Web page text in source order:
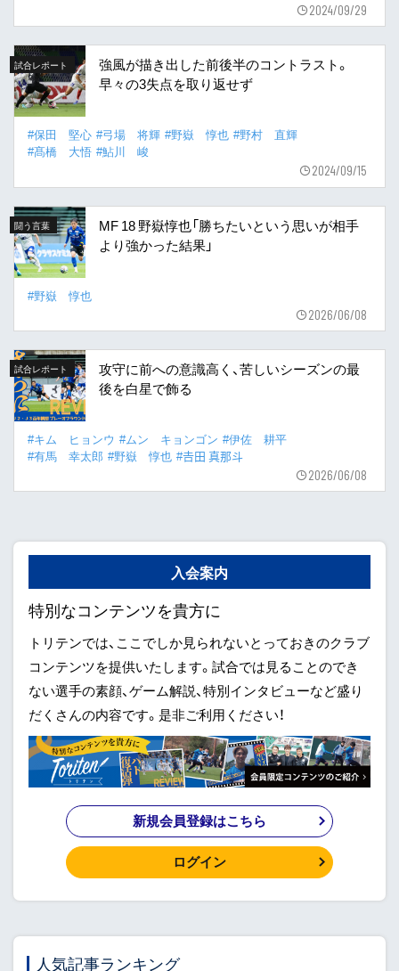
2024/09/29
試合レポート
強風が描き出した前後半のコントラスト。
早々の3失点を取り返せず
#保田 堅心 #弓場 将輝 #野嶽 惇也 #野村 直輝
#髙橋 大悟 #鮎川 峻
2024/09/15
闘う言葉
MF 18 野嶽惇也「勝ちたいという思いが相手
より強かった結果」
#野嶽 惇也
2026/06/08
試合レポート
攻守に前への意識高く、苦しいシーズンの最
後を白星で飾る
#キム ヒョンウ #ムン キョンゴン #伊佐 耕平
#有馬 幸太郎 #野嶽 惇也 #𠮷田 真那斗
2026/06/08
入会案内
特別なコンテンツを貴方に
トリテンでは、ここでしか見られないとっておきのクラブ
コンテンツを提供いたします。試合では見ることのでき
ない選手の素顔、ゲーム解説、特別インタビューなど盛り
だくさんの内容です。是非ご利用ください！
新規会員登録はこちら
ログイン
人気記事ランキング